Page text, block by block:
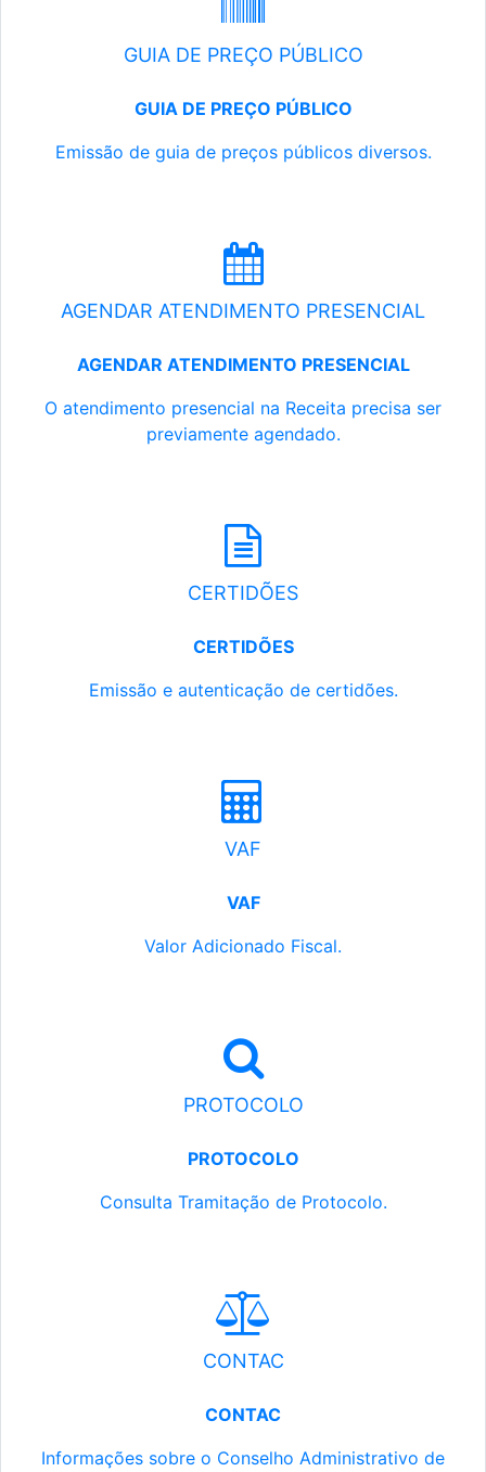
GUIA DE PREÇO PÚBLICO
GUIA DE PREÇO PÚBLICO
Emissão de guia de preços públicos diversos.
AGENDAR ATENDIMENTO PRESENCIAL
AGENDAR ATENDIMENTO PRESENCIAL
O atendimento presencial na Receita precisa ser
previamente agendado.
CERTIDÕES
CERTIDÕES
Emissão e autenticação de certidões.
VAF
VAF
Valor Adicionado Fiscal.
PROTOCOLO
PROTOCOLO
Consulta Tramitação de Protocolo.
CONTAC
CONTAC
Informações sobre o Conselho Administrativo de